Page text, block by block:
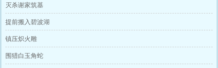
灭杀谢家筑基
提前搬入碧波湖
镇压炽火雕
围猎白玉角蛇